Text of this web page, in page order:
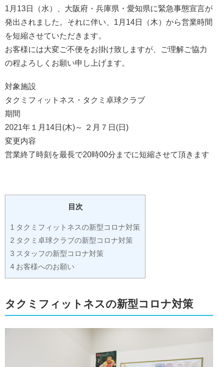
1月13日（水）、大阪府・兵庫県・愛知県に緊急事態宣言が
発出されました。それに伴い、1月14日（木）から営業時間
を短縮させていただきます。
お客様には大変ご不便をお掛け致しますが、ご理解ご協力
の程よろしくお願い申し上げます。
対象施設
タクミフィットネス・タクミ卓球クラブ
期間
2021年１月14日(木)～ ２月７日(日)
変更内容
営業終了時刻を最長で20時00分までに短縮させて頂きます
目次
1 タクミフィットネスの新型コロナ対策
2 タクミ卓球クラブの新型コロナ対策
3 スタッフの新型コロナ対策
4 お客様へのお願い
タクミフィットネスの新型コロナ対策